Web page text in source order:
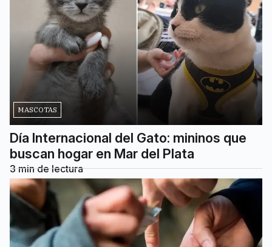
MASCOTAS
Día Internacional del Gato: mininos que
buscan hogar en Mar del Plata
3min de lectura